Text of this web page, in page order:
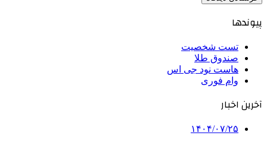
پیوندها
تست شخصیت
صندوق طلا
هاست نود جی اس
وام فوری
آخرین اخبار
۱۴۰۴/۰۷/۲۵